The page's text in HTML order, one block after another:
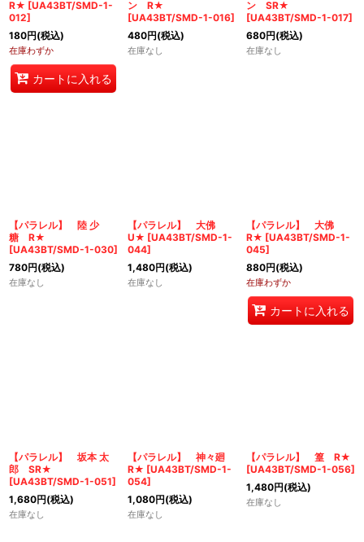
R★ [UA43BT/SMD-1-
012]
180円(税込)
在庫わずか
カートに入れる
ン R★
[UA43BT/SMD-1-016]
480円(税込)
在庫なし
ン SR★
[UA43BT/SMD-1-017]
680円(税込)
在庫なし
【パラレル】 陸 少
糖 R★
[UA43BT/SMD-1-030]
780円(税込)
在庫なし
【パラレル】 大佛
U★ [UA43BT/SMD-1-
044]
1,480円(税込)
在庫なし
【パラレル】 大佛
R★ [UA43BT/SMD-1-
045]
880円(税込)
在庫わずか
カートに入れる
【パラレル】 坂本 太
郎 SR★
[UA43BT/SMD-1-051]
1,680円(税込)
在庫なし
【パラレル】 神々廻
R★ [UA43BT/SMD-1-
054]
1,080円(税込)
在庫なし
【パラレル】 篁 R★
[UA43BT/SMD-1-056]
1,480円(税込)
在庫なし